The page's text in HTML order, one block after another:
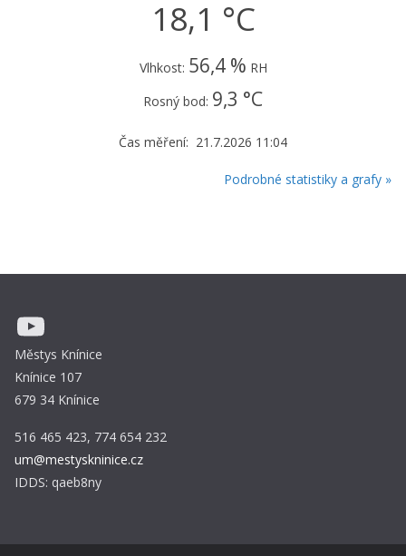
18,1 °C
Vlhkost: 56,4 % RH
Rosný bod: 9,3 °C
Čas měření: 21.7.2026 11:04
Podrobné statistiky a grafy »
YouTube
Městys Knínice
Knínice 107
679 34 Knínice
516 465 423, 774 654 232
um@mestyskninice.cz
IDDS: qaeb8ny